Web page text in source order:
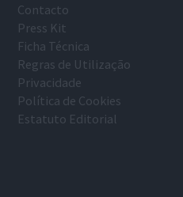
Contacto
Press Kit
Ficha Técnica
Regras de Utilização
Privacidade
Política de Cookies
Estatuto Editorial